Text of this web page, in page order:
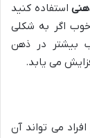
استفاده کنید
اگر به شکلی
بیشتر در ذهن
می یابد.
افراد می تواند آن